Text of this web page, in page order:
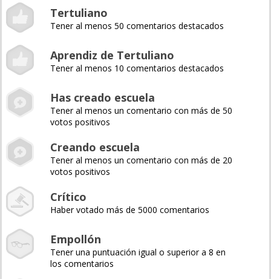
Tertuliano
Tener al menos 50 comentarios destacados
Aprendiz de Tertuliano
Tener al menos 10 comentarios destacados
Has creado escuela
Tener al menos un comentario con más de 50
votos positivos
Creando escuela
Tener al menos un comentario con más de 20
votos positivos
Crítico
Haber votado más de 5000 comentarios
Empollón
Tener una puntuación igual o superior a 8 en
los comentarios